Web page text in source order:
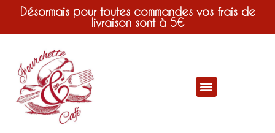
Désormais pour toutes commandes vos frais de
livraison sont à 5€